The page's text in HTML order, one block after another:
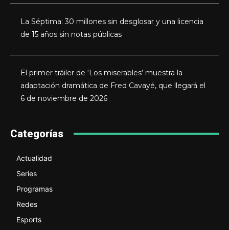
La Séptima: 30 millones sin desglosar y una licencia
de 15 años sin notas públicas
El primer tráiler de ‘Los miserables’ muestra la
adaptación dramática de Fred Cavayé, que llegará el
6 de noviembre de 2026
Categorías
Actualidad
Series
Programas
Redes
Esports